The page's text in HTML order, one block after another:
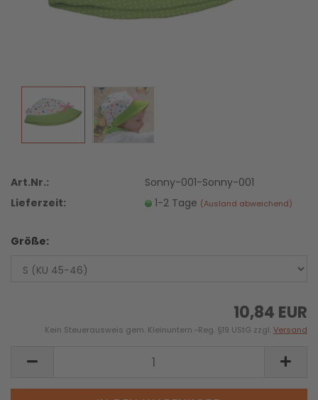
Art.Nr.:
Sonny-001-Sonny-001
Lieferzeit:
1-2 Tage (Ausland abweichend)
Größe:
10,84 EUR
Kein Steuerausweis gem. Kleinuntern.-Reg. §19 UStG zzgl. Versand